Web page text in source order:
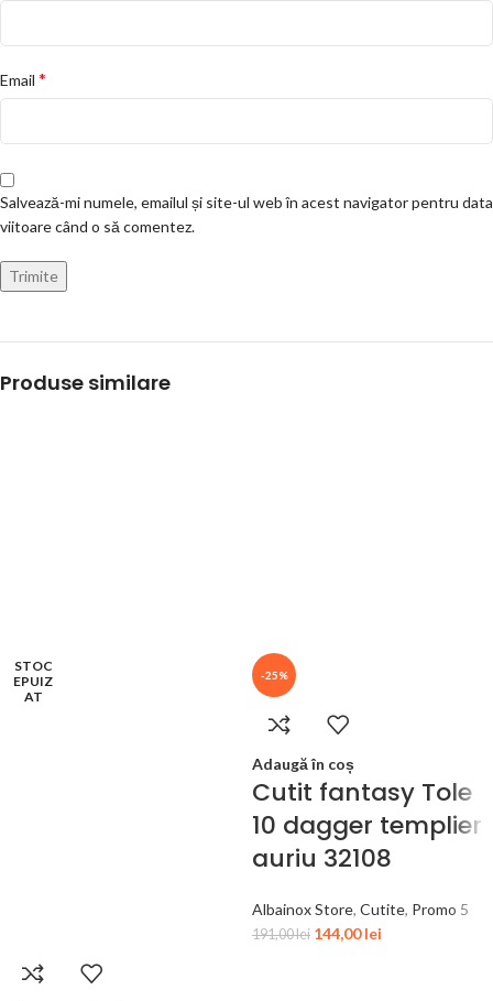
Email *
Salvează-mi numele, emailul și site-ul web în acest navigator pentru data
viitoare când o să comentez.
Produse similare
STOC
EPUIZ
AT
-25%
Adaugă în coș
Cutit fantasy Tole
10 dagger templier
auriu 32108
Albainox Store, Cutite, Promo 5
191,00lei 144,00lei